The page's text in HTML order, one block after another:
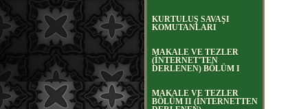
KURTULUŞ SAVAŞI
KOMUTANLARI
MAKALE VE TEZLER
(İNTERNET'TEN
DERLENEN) BÖLÜM I
MAKALE VE TEZLER
BÖLÜM II (İNTERNETTEN